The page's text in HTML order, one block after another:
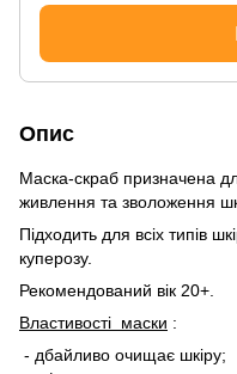
Опис
Маска-скраб призначена
живлення та зволоження
Підходить для всіх типів
куперозу.
Рекомендований вік 20+.
Властивості маски :
- дбайливо очищає шкіру;